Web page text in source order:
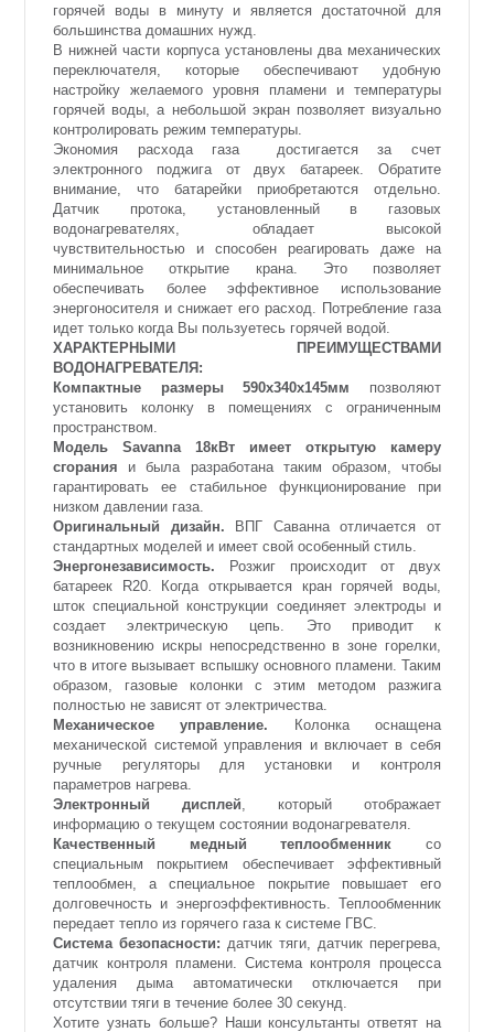
горячей воды в минуту и является достаточной для
большинства домашних нужд.
В нижней части корпуса установлены два механических
переключателя, которые обеспечивают удобную
настройку желаемого уровня пламени и температуры
горячей воды, а небольшой экран позволяет визуально
контролировать режим температуры.
Экономия расхода газа достигается за счет
электронного поджига от двух батареек. Обратите
внимание, что батарейки приобретаются отдельно.
Датчик протока, установленный в газовых
водонагревателях, обладает высокой
чувствительностью и способен реагировать даже на
минимальное открытие крана. Это позволяет
обеспечивать более эффективное использование
энергоносителя и снижает его расход. Потребление газа
идет только когда Вы пользуетесь горячей водой.
ХАРАКТЕРНЫМИ ПРЕИМУЩЕСТВАМИ
ВОДОНАГРЕВАТЕЛЯ:
Компактные размеры 590х340х145мм позволяют
установить колонку в помещениях с ограниченным
пространством.
Модель Savanna 18кВт имеет открытую камеру
сгорания и была разработана таким образом, чтобы
гарантировать ее стабильное функционирование при
низком давлении газа.
Оригинальный дизайн. ВПГ Саванна отличается от
стандартных моделей и имеет свой особенный стиль.
Энергонезависимость. Розжиг происходит от двух
батареек R20. Когда открывается кран горячей воды,
шток специальной конструкции соединяет электроды и
создает электрическую цепь. Это приводит к
возникновению искры непосредственно в зоне горелки,
что в итоге вызывает вспышку основного пламени. Таким
образом, газовые колонки с этим методом разжига
полностью не зависят от электричества.
Механическое управление. Колонка оснащена
механической системой управления и включает в себя
ручные регуляторы для установки и контроля
параметров нагрева.
Электронный дисплей, который отображает
информацию о текущем состоянии водонагревателя.
Качественный медный теплообменник со
специальным покрытием обеспечивает эффективный
теплообмен, а специальное покрытие повышает его
долговечность и энергоэффективность. Теплообменник
передает тепло из горячего газа к системе ГВС.
Система безопасности: датчик тяги, датчик перегрева,
датчик контроля пламени. Система контроля процесса
удаления дыма автоматически отключается при
отсутствии тяги в течение более 30 секунд.
Хотите узнать больше? Наши консультанты ответят на